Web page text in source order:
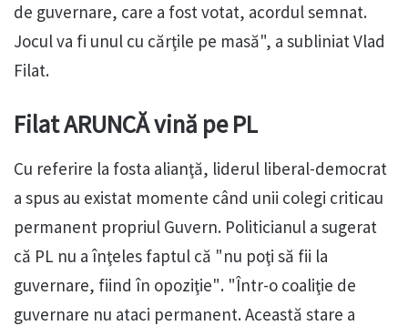
de guvernare, care a fost votat, acordul semnat.
Jocul va fi unul cu cărţile pe masă", a subliniat Vlad
Filat.
Filat ARUNCĂ vină pe PL
Cu referire la fosta alianţă, liderul liberal-democrat
a spus au existat momente când unii colegi criticau
permanent propriul Guvern. Politicianul a sugerat
că PL nu a înţeles faptul că "nu poţi să fii la
guvernare, fiind în opoziţie". "Într-o coaliţie de
guvernare nu ataci permanent. Această stare a